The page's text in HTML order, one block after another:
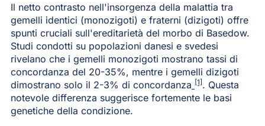
Il netto contrasto nell'insorgenza della malattia tra
gemelli identici (monozigoti) e fraterni (dizigoti) offre
spunti cruciali sull'ereditarietà del morbo di Basedow.
Studi condotti su popolazioni danesi e svedesi
rivelano che i gemelli monozigoti mostrano tassi di
concordanza del 20-35%, mentre i gemelli dizigoti
dimostrano solo il 2-3% di concordanza [1] . Questa
notevole differenza suggerisce fortemente le basi
genetiche della condizione.